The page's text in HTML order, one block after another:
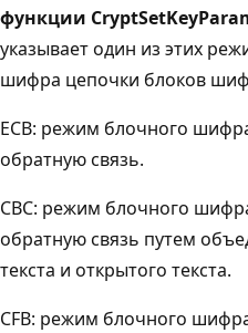
функции
указывает один из этих
шифра цепочки блоков
ECB: режим блочного
обратную связь.
CBC: режим блочного
обратную связь путем
текста и открытого текста.
CFB: режим блочного